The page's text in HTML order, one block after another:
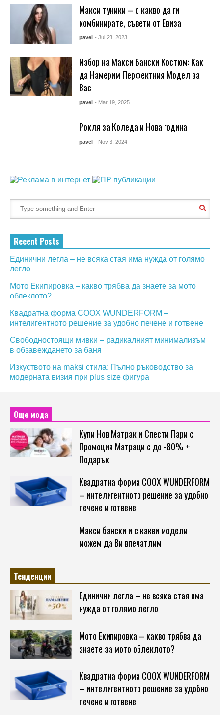
Макси туники – с какво да ги
комбинирате, съвети от Евиза
pavel - Jul 23, 2023
Избор на Макси Бански Костюм: Как
да Намерим Перфектния Модел за
Вас
pavel - Mar 19, 2025
Рокля за Коледа и Нова година
pavel - Nov 3, 2024
Recent Posts
Единични легла – не всяка стая има нужда от голямо
легло
Мото Екипировка – какво трябва да знаете за мото
облеклото?
Квадратна форма COOX WUNDERFORM –
интелигентното решение за удобно печене и готвене
Свободностоящи мивки – радикалният минимализъм
в обзавеждането за баня
Изкуството на maksi стила: Пълно ръководство за
модерната визия при plus size фигура
Още мода
Купи Нов Матрак и Спести Пари с
Промоция Матраци с до -80% +
Подарък
Квадратна форма COOX WUNDERFORM
– интелигентното решение за удобно
печене и готвене
Макси бански и с какви модели
можем да Ви впечатлим
Тенденции
Единични легла – не всяка стая има
нужда от голямо легло
Мото Екипировка – какво трябва да
знаете за мото облеклото?
Квадратна форма COOX WUNDERFORM
– интелигентното решение за удобно
печене и готвене